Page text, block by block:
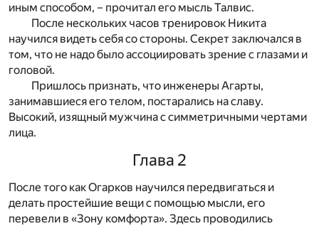
иным способом, – прочитал его мысль Талвис.
После нескольких часов тренировок Никита
научился видеть себя со стороны. Секрет заключался в
том, что не надо было ассоциировать зрение с глазами и
головой.
Пришлось признать, что инженеры Агарты,
занимавшиеся его телом, постарались на славу.
Высокий, изящный мужчина с симметричными чертами
лица.
Глава 2
После того как Огарков научился передвигаться и
делать простейшие вещи с помощью мысли, его
перевели в «Зону комфорта». Здесь проводились